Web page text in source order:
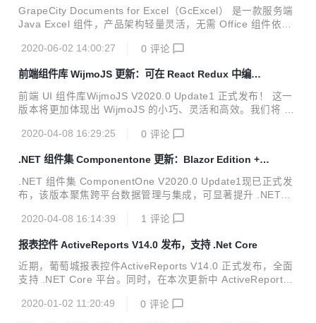
ular框架的示例代码，具体内容见下方说明： 在『学习指南』
中增加 React、Vue、Angular 框架示例代码 图表系列数据标
允许旋...
GrapeCity Documents for Excel（GcExcel） 是一款服务端
Java Excel 组件，产品架构轻量灵活，无需 Office 组件依
据可视化效果，实现类 Excel 的功能布局、数据分析和交互；
文档，为您的应用程序提供 Excel 全栈、全场景解决方案。 G
cExcel 对操作系统的支持 GcExcel 对云服务的支持 GcExcel
+SpreadJS 实现Excel 全栈解决方案 与Java电子表格库Apac
2020-06-02 14:00:27 0 评论
前端组件库 WijmoJS 更新：可在 React Redux 中编辑
DataGrid
前端 UI 组件库WijmoJS V2020.0 Update1 正式发布！ 这一
版本将更加体现出 WijmoJS 的小巧、灵活和高效。我们将 Wi
间。同时，我们还优化了数据渲染引擎（通常使用虚拟化），
载。 为了响应用户需求，WijmoJS 的新版本加入许多在构建
Web应用程序时会用到的功能，除了可在React Redux 应用
程序中编辑DataGrid外，还有针对FlexGrid和FlexChart的增
装程序，以便同步...
2020-04-08 16:29:25 0 评论
.NET 组件集 Componentone 更新：Blazor Edition +
跨平台数据组件
.NET 组件集 ComponentOne V2020.0 Update1现已正式发
布，该版本聚焦跨平台数据管理与集成，可显著提升 .NET开
到在线数据源的新方法，通过跨平台数据集管理，呈现数据 U
tOne的全部新特性之前，请下载最新安装程序，以便同步体
验！ >> ComponentOne 最新版下载地址 ComponentOne B
lazor Edition - 正式发布 我们在此前版本中发布了 Blazor Edi
2020-04-08 16:14:39 1 评论
报表控件 ActiveReports V14.0 发布，支持 .Net Core
近期，葡萄城报表控件ActiveReports V14.0 正式发布，全面
支持 .NET Core 平台。同时，在本次更新中 ActiveReports的
化，报表设计能力得以大幅提升。 作为一款专注于 .NET 平台
2020-01-02 11:20:49 0 评论